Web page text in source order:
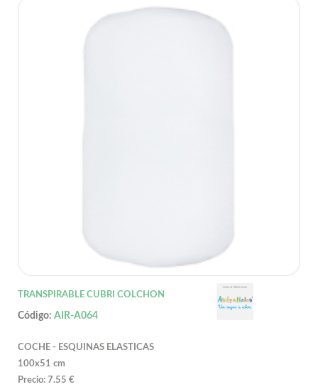
TRANSPIRABLE CUBRI COLCHON
Código: AIR-A064
COCHE - ESQUINAS ELASTICAS
100x51 cm
Precio: 7.55 €